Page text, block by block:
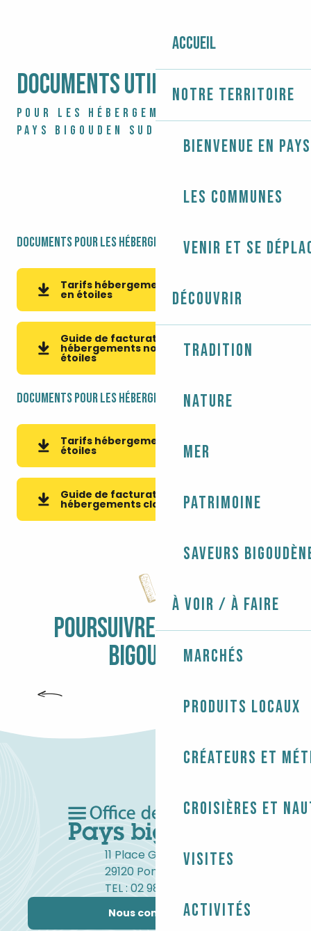
Accueil
Notre territoire
Bienvenue en
Les communes
Venir et se
Découvrir
Tradition
Nature
Mer
Patrimoine
Saveurs
À voir / À faire
Marchés
Produits locaux
Créateurs et
Croisières et
Visites
Activités
DOCUMENTS UTILES
POUR LES HÉBERGEMENTS SITUÉS EN
PAYS BIGOUDEN SUD
Documents pour les hébergements non classés
Tarifs hébergement non classés
en étoiles
Guide de facturation pour les
hébergements non classés en
étoiles
Documents pour les hébergements classés en étoiles
Tarifs hébergements classés en
étoiles
Guide de facturation pour les
hébergements classés en étoiles 2MB
POURSUIVRE L'AVENTURE
BIGOUDÈNE
CHAMBRES D’HÔTES
11 Place Gambetta
29120 Pont-l'Abbé
TEL : 02 98 82 37 99
Nous contacter